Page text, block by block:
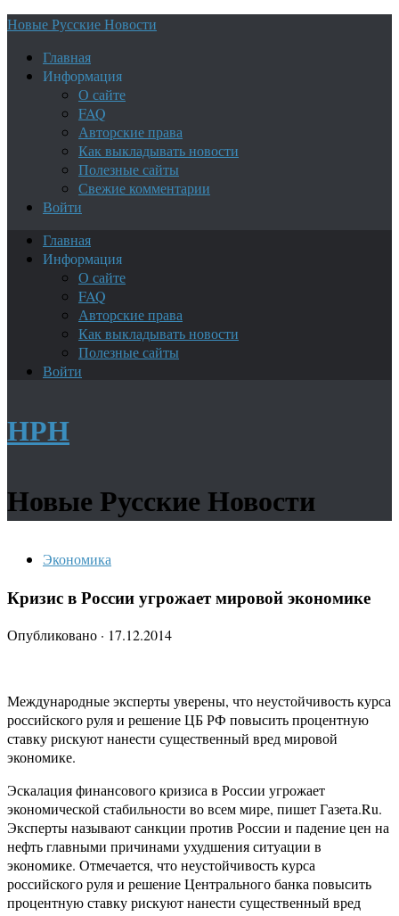
Новые Русские Новости
Главная
Информация
О сайте
FAQ
Авторские права
Как выкладывать новости
Полезные сайты
Свежие комментарии
Войти
Главная
Информация
О сайте
FAQ
Авторские права
Как выкладывать новости
Полезные сайты
Войти
НРН
Новые Русские Новости
Экономика
Кризис в России угрожает мировой экономике
Опубликовано · 17.12.2014
Международные эксперты уверены, что неустойчивость курса
российского руля и решение ЦБ РФ повысить процентную
ставку рискуют нанести существенный вред мировой
экономике.
Эскалация финансового кризиса в России угрожает
экономической стабильности во всем мире, пишет Газета.Ru.
Эксперты называют санкции против России и падение цен на
нефть главными причинами ухудшения ситуации в
экономике. Отмечается, что неустойчивость курса
российского руля и решение Центрального банка повысить
процентную ставку рискуют нанести существенный вред